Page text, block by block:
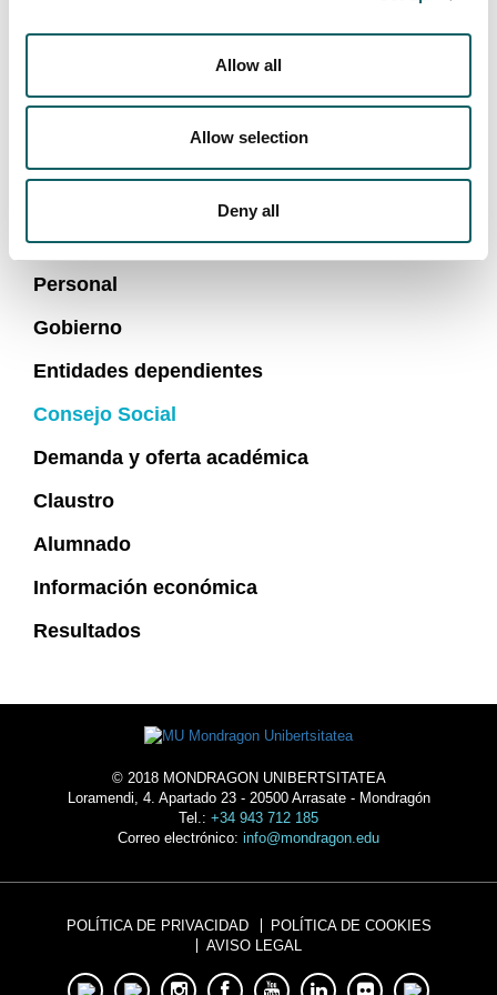
Allow all
Allow selection
Deny all
TRANSPARENCIA
Plan estratégico
Personal
Gobierno
Entidades dependientes
Consejo Social
Demanda y oferta académica
Claustro
Alumnado
Información económica
Resultados
© 2018 MONDRAGON UNIBERTSITATEA
Loramendi, 4. Apartado 23 - 20500 Arrasate - Mondragón
Tel.: +34 943 712 185
Correo electrónico: info@mondragon.edu
POLÍTICA DE PRIVACIDAD
POLÍTICA DE COOKIES
AVISO LEGAL